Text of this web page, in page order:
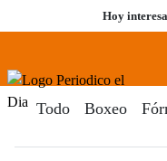
al
Hoy
Menú
Todo Boxeo